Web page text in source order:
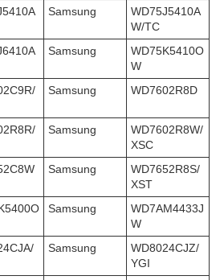
Samsung
WD75J5410A
W/TC
Samsung
WD75K5410O
W
Samsung WD7602R8D
Samsung
WD7602R8W/
XSC
Samsung
WD7652R8S/
XST
Samsung
WD7AM4433J
W
Samsung
WD8024CJZ/
YGI